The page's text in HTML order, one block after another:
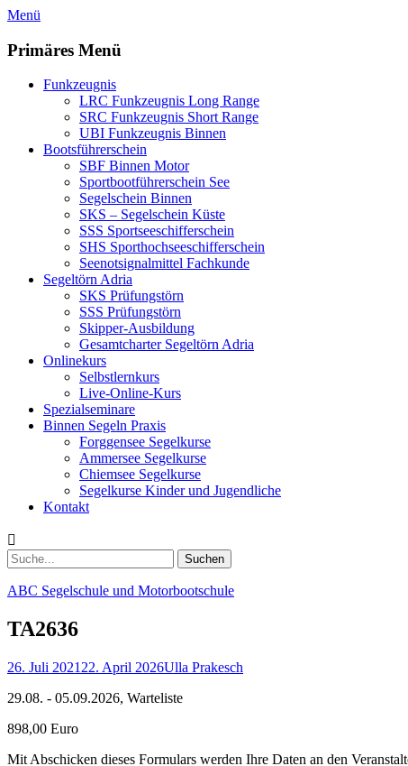
Zum
springen
Menü
Primäres Menü
Funkzeugnis
LRC Funkzeugnis Long Range
SRC Funkzeugnis Short Range
UBI Funkzeugnis Binnen
Bootsführerschein
SBF Binnen Motor
Sportbootführerschein See
Segelschein Binnen
SKS – Segelschein Küste
SSS Sportseeschifferschein
SHS Sporthochseeschifferschein
Seenotsignalmittel Fachkunde
Segeltörn Adria
SKS Prüfungstörn
SSS Prüfungstörn
Skipper-Ausbildung
Gesamtcharter Segeltörn Adria
Onlinekurs
Selbstlernkurs
Live-Online-Kurs
Spezialseminare
Binnen Segeln Praxis
Forggensee Segelkurse
Ammersee Segelkurse
Chiemsee Segelkurse
Segelkurse Kinder und Jugendliche
Kontakt
Suchen
nach:
ABC Segelschule und Motorbootschule
TA2636
Posted
26. Juli 2021 22. April 2026Autor
Ulla Prakesch
29.08. - 05.09.2026, Warteliste
898,00 Euro
Mit Abschicken dieses Formulars werden Ihre Daten an den